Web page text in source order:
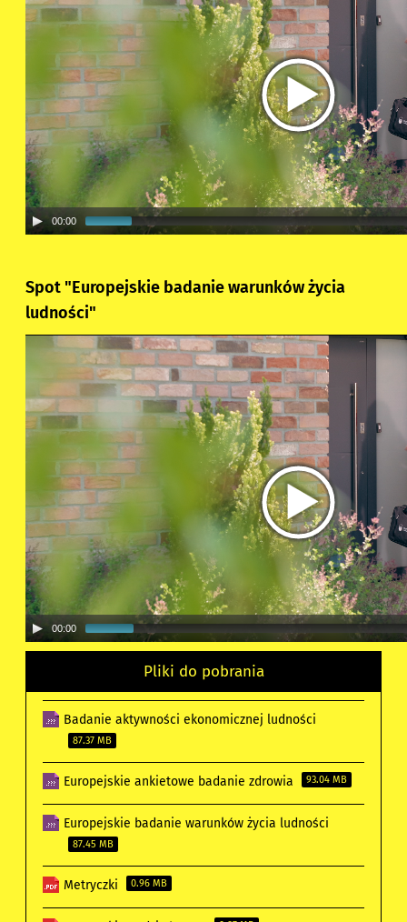
00:00
Spot "Europejskie badanie warunków życia
ludności"
00:00
Pliki do pobrania
Badanie aktywności ekonomicznej ludności
87.37 MB
Europejskie ankietowe badanie zdrowia 93.04 MB
Europejskie badanie warunków życia ludności
87.45 MB
Metryczki 0.96 MB